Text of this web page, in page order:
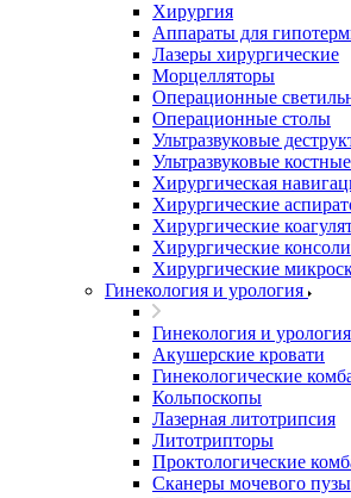
Хирургия
Аппараты для
Лазеры хирургические
Морцелляторы
Операционные
Операционные столы
Ультразвуковые
Ультразвуковые
Хирургическая
Хирургические
Хирургические
Хирургические консоли
Хирургические
Гинекология и урология
Гинекология и урология
Акушерские кровати
Гинекологические
Кольпоскопы
Лазерная литотрипсия
Литотрипторы
Проктологические
Сканеры мочевого